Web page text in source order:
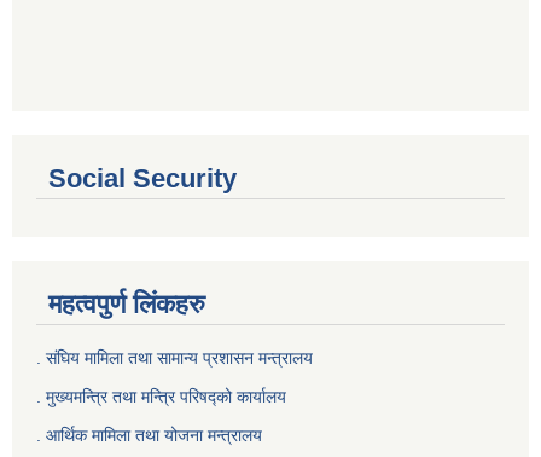
Social Security
महत्वपुर्ण लिंकहरु
. संघिय मामिला तथा सामान्य प्रशासन मन्त्रालय
. मुख्यमन्त्रि तथा मन्त्रि परिषद्को कार्यालय
. आर्थिक मामिला तथा योजना मन्त्रालय